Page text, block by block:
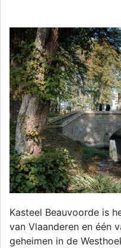
Kasteel Beauvoorde is
van Vlaanderen en één
geheimen in de